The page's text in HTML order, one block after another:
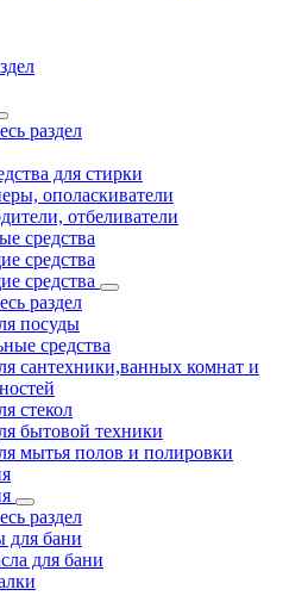
раздел
для стирки
ополаскиватели
отбеливатели
средства
средства
средства
раздел
посуды
средства
сантехники,ванных комнат и
стекол
бытовой техники
мытья полов и полировки
раздел
для бани
для бани